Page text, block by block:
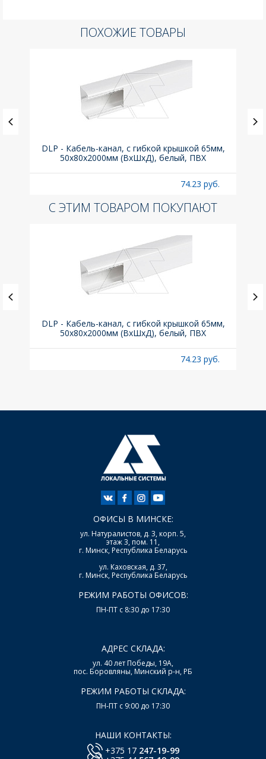
ПОХОЖИЕ ТОВАРЫ
DLP - Кабель-канал, с гибкой крышкой 65мм,
50x80х2000мм (ВхШхД), белый, ПВХ
74.23 руб.
С ЭТИМ ТОВАРОМ ПОКУПАЮТ
DLP - Кабель-канал, с гибкой крышкой 65мм,
50x80х2000мм (ВхШхД), белый, ПВХ
74.23 руб.
ОФИСЫ В МИНСКЕ:
ул. Натуралистов, д. 3, корп. 5,
этаж 3, пом. 11,
г. Минск, Республика Беларусь
ул. Каховская, д. 37,
г. Минск, Республика Беларусь
РЕЖИМ РАБОТЫ ОФИСОВ:
ПН-ПТ с 8:30 до 17:30
АДРЕС СКЛАДА:
ул. 40 лет Победы, 19А,
пос. Боровляны, Минский р-н, РБ
РЕЖИМ РАБОТЫ СКЛАДА:
ПН-ПТ с 9:00 до 17:30
НАШИ КОНТАКТЫ:
+375 17 247-19-99